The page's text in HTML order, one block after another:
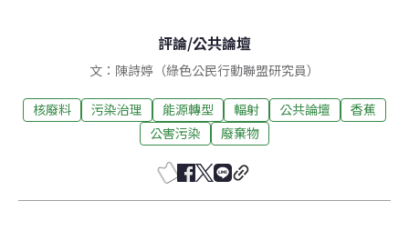
評論/公共論壇
文：陳詩婷（綠色公民行動聯盟研究員）
核廢料 污染治理 能源轉型 輻射 公共論壇
香蕉
公害污染
廢棄物